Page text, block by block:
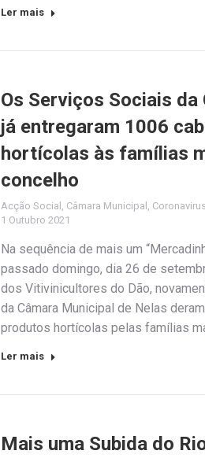
Ler mais
Os Serviços Sociais
já entregaram 1006
hortícolas às famílias
concelho
Acção Social , Câmara Municipal ,
1 Outubro 2021
Na sequência de mais um
passado domingo, dia 26 de
dos Vitivinicultores do Dão,
da Câmara Municipal de Nelas
produtos hortícolas pelas famílias
Ler mais
Mais uma Subida do